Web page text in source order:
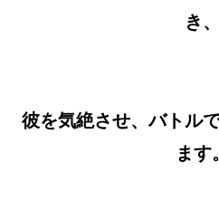
き、
彼を気絶させ、バトル
ます。